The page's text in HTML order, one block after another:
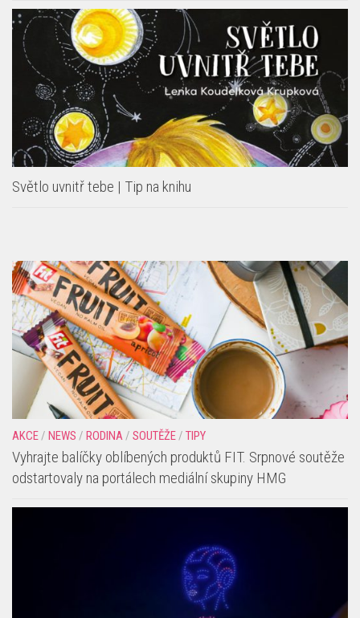
Světlo uvnitř tebe | Tip na knihu
AKCE/ NEWS / RODINA/ SOUTĚŽE/ TIPY
Vyhrajte balíčky oblíbených produktů FIT. Srpnové soutěže
odstartovaly na portálech mediální skupiny HMG